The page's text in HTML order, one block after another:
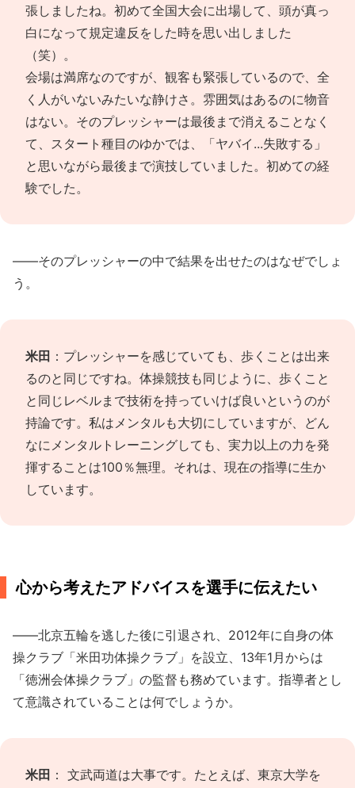
張しましたね。初めて全国大会に出場して、頭が真っ
白になって規定違反をした時を思い出しました
（笑）。
会場は満席なのですが、観客も緊張しているので、全
く人がいないみたいな静けさ。雰囲気はあるのに物音
はない。そのプレッシャーは最後まで消えることなく
て、スタート種目のゆかでは、「ヤバイ...失敗する」
と思いながら最後まで演技していました。初めての経
験でした。
――そのプレッシャーの中で結果を出せたのはなぜでしょ
う。
米田 ：プレッシャーを感じていても、歩くことは出来
るのと同じですね。体操競技も同じように、歩くこと
と同じレベルまで技術を持っていけば良いというのが
持論です。私はメンタルも大切にしていますが、どん
なにメンタルトレーニングしても、実力以上の力を発
揮することは100％無理。それは、現在の指導に生か
しています。
心から考えたアドバイスを選手に伝えたい
――北京五輪を逃した後に引退され、2012年に自身の体
操クラブ「米田功体操クラブ」を設立、13年1月からは
「徳洲会体操クラブ」の監督も務めています。指導者とし
て意識されていることは何でしょうか。
米田 ： 文武両道は大事です。たとえば、東京大学を